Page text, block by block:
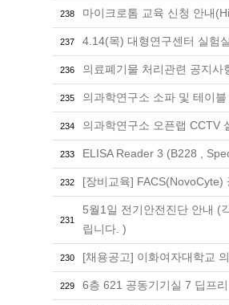
238 마이크로톰 교육 신청 안내
237 4.14(목) 대형연구센터 실험
236 의료폐기물 처리관련 공지사
235 의과학연구소 소파 및 테이
234 의과학연구소 오픈랩 CCTV
233 ELISA Reader 3 (B228 ,
232 [장비교육] FACS(NovoCyte)
231
5월1일 전기안전진단 안내 (
립니다. )
230 [채용공고] 이화여자대학교
229 6층 621 공동기기실 7 딥프